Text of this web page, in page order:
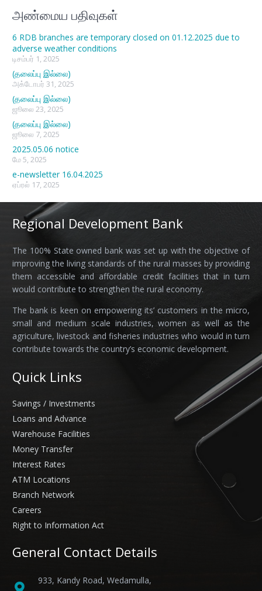
அண்மைய பதிவுகள்
6 RDB branches are temporary closed on 01.12.2025 due to
adverse weather conditions
டிசம்பர் 1, 2025
(தலைப்பு இல்லை)
அக்டோபர் 31, 2025
(தலைப்பு இல்லை)
ஜூலை 23, 2025
(தலைப்பு இல்லை)
ஜூலை 7, 2025
2025.05.06 notice
மே 5, 2025
e-newsletter 16.04.2025
ஏப்ரல் 17, 2025
Regional Development Bank
The 100% State owned bank was set up with the objective of
improving the living standards of the rural masses by providing
them accessible and affordable credit facilities that in turn
would contribute to strengthen the rural economy.
The bank is keen on empowering its’ customers in the micro,
small and medium scale industries, women as well as the
agriculture, livestock and fisheries industries who would in turn
contribute towards the country’s economic development.
Quick Links
Savings / Investments
Loans and Advance
Warehouse Facilities
Money Transfer
Interest Rates
ATM Locations
Branch Network
Careers
Right to Information Act
General Contact Details
933, Kandy Road, Wedamulla,